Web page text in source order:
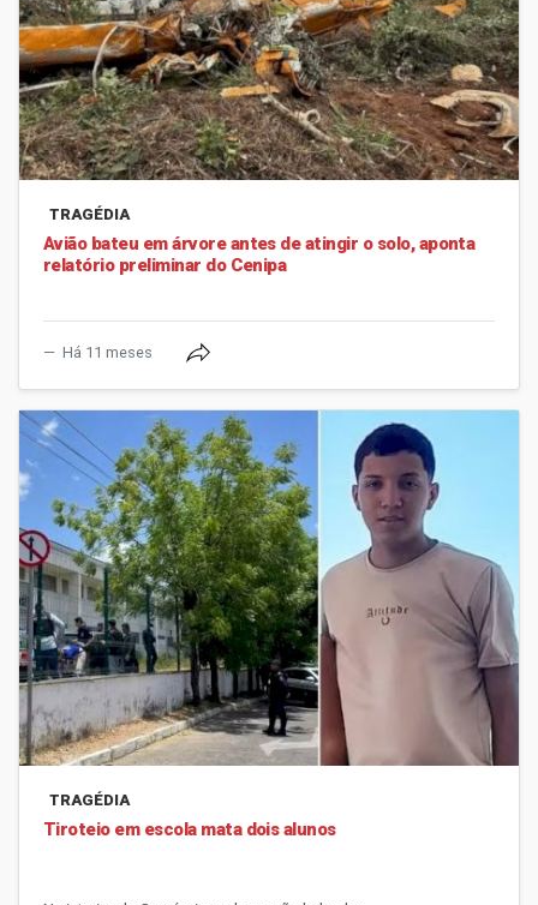
TRAGÉDIA
Avião bateu em árvore antes de atingir o solo, aponta
relatório preliminar do Cenipa
Há 11 meses
TRAGÉDIA
Tiroteio em escola mata dois alunos